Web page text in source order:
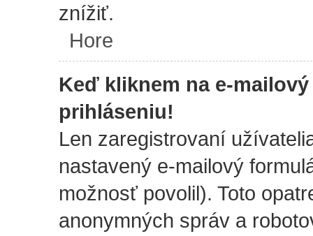
znížiť.
Hore
Keď kliknem na e-
prihláseniu!
Len zaregistrovaní
nastavený e-mailový
možnosť povolil). Toto
anonymných správ a